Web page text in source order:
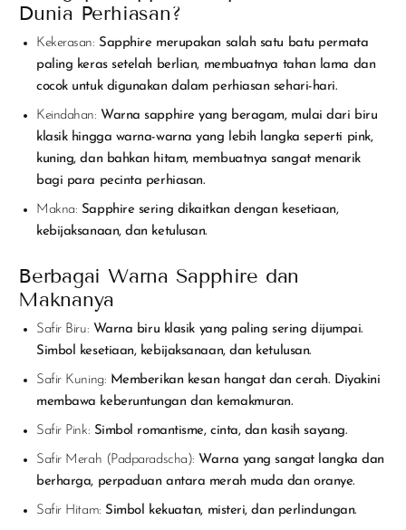
Dunia Perhiasan?
Kekerasan: Sapphire merupakan salah satu batu permata
paling keras setelah berlian, membuatnya tahan lama dan
cocok untuk digunakan dalam perhiasan sehari-hari.
Keindahan: Warna sapphire yang beragam, mulai dari biru
klasik hingga warna-warna yang lebih langka seperti pink,
kuning, dan bahkan hitam, membuatnya sangat menarik
bagi para pecinta perhiasan.
Makna: Sapphire sering dikaitkan dengan kesetiaan,
kebijaksanaan, dan ketulusan.
Berbagai Warna Sapphire dan
Maknanya
Safir Biru: Warna biru klasik yang paling sering dijumpai.
Simbol kesetiaan, kebijaksanaan, dan ketulusan.
Safir Kuning: Memberikan kesan hangat dan cerah. Diyakini
membawa keberuntungan dan kemakmuran.
Safir Pink: Simbol romantisme, cinta, dan kasih sayang.
Safir Merah (Padparadscha): Warna yang sangat langka dan
berharga, perpaduan antara merah muda dan oranye.
Safir Hitam: Simbol kekuatan, misteri, dan perlindungan.